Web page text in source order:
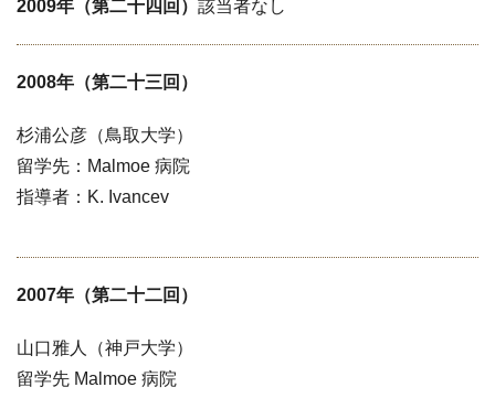
2009年（第二十四回） 該当者なし
2008年（第二十三回）
杉浦公彦（鳥取大学）
留学先：Malmoe 病院
指導者：K. Ivancev
2007年（第二十二回）
山口雅人（神戸大学）
留学先 Malmoe 病院